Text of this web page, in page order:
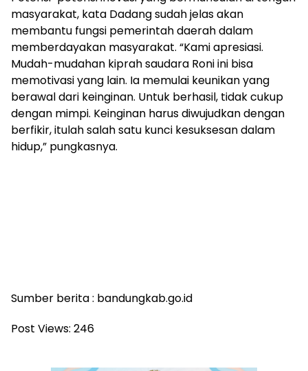
masyarakat, kata Dadang sudah jelas akan
membantu fungsi pemerintah daerah dalam
memberdayakan masyarakat. “Kami apresiasi.
Mudah-mudahan kiprah saudara Roni ini bisa
memotivasi yang lain. Ia memulai keunikan yang
berawal dari keinginan. Untuk berhasil, tidak cukup
dengan mimpi. Keinginan harus diwujudkan dengan
berfikir, itulah salah satu kunci kesuksesan dalam
hidup,” pungkasnya.
Sumber berita : bandungkab.go.id
Post Views: 246